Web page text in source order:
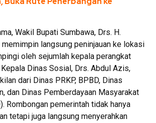
Wakil Bupati Sumbawa, Drs. H.
langsung peninjauan ke lokasi
oleh sejumlah kepala perangkat
Dinas Sosial, Drs. Abdul Azis,
dari Dinas PRKP, BPBD, Dinas
dan Dinas Pemberdayaan Masyarakat
Rombongan pemerintah tidak hanya
tetapi juga langsung menyerahkan